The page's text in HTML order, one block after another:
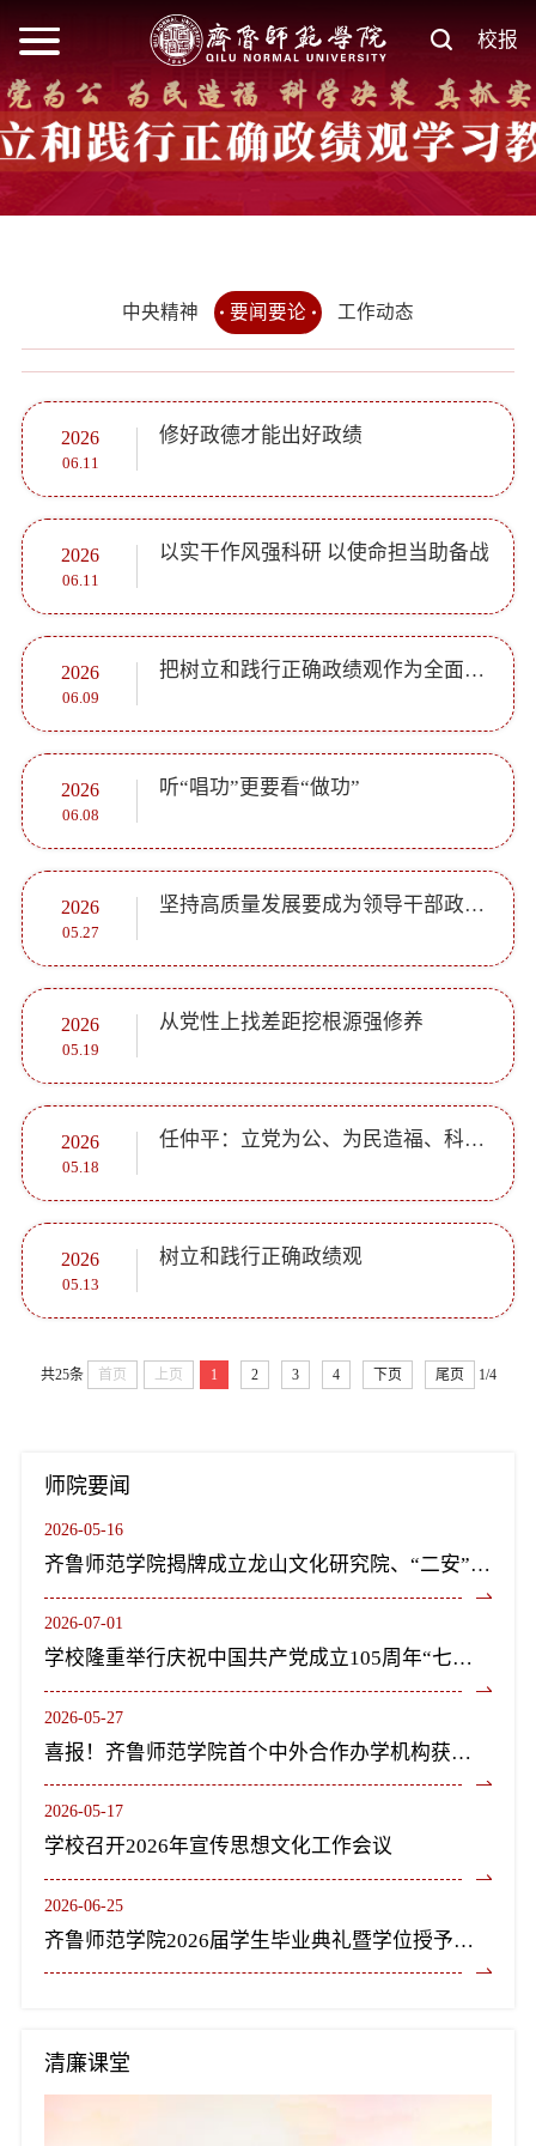
校报
中央精神 要闻要论 工作动态
2026
06.11
修好政德才能出好政绩
2026
06.11
以实干作风强科研 以使命担当助备战
2026
06.09
把树立和践行正确政绩观作为全面从严治党的重要着力点
2026
06.08
听“唱功”更要看“做功”
2026
05.27
坚持高质量发展要成为领导干部政绩观的重要内容（深入学习贯彻习近平新时代中国特色社会主义思想）
2026
05.19
从党性上找差距挖根源强修养
2026
05.18
任仲平：立党为公、为民造福、科学决策、真抓实干
2026
05.13
树立和践行正确政绩观
共25条 首页 上页 1 2 3 4 下页 尾页 1/4
师院要闻
2026-05-16
齐鲁师范学院揭牌成立龙山文化研究院、“二安”文化研究院
2026-07-01
学校隆重举行庆祝中国共产党成立105周年“七一”表彰大会暨《长歌尽美》艺术党课
2026-05-27
喜报！齐鲁师范学院首个中外合作办学机构获教育部正式批复设立
2026-05-17
学校召开2026年宣传思想文化工作会议
2026-06-25
齐鲁师范学院2026届学生毕业典礼暨学位授予仪式隆重举行
清廉课堂